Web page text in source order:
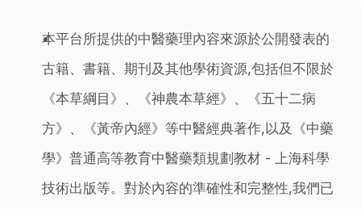
本平台所提供的中醫藥理內容來源於公開發表的
古籍、書籍、期刊及其他學術資源,包括但不限於
《本草綱目》、《神農本草經》、《五十二病
方》、《黃帝內經》等中醫經典著作,以及《中藥
學》普通高等教育中醫藥類規劃教材 - 上海科學
技術出版等。對於內容的準確性和完整性,我們已